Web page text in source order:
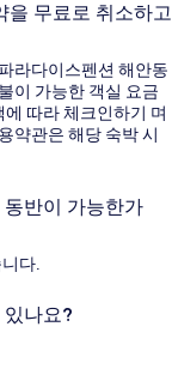
을 무료로 취소하고
라다이스펜션 해안동
이 가능한 객실 요금
따라 체크인하기 며
약관은 해당 숙박 시
반이 가능한가
다.
나요?